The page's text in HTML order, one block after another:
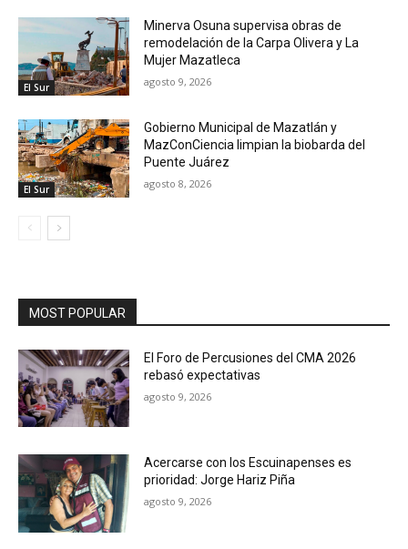
El Sur
Minerva Osuna supervisa obras de
remodelación de la Carpa Olivera y La
Mujer Mazatleca
agosto 9, 2026
El Sur
Gobierno Municipal de Mazatlán y
MazConCiencia limpian la biobarda del
Puente Juárez
agosto 8, 2026
MOST POPULAR
El Foro de Percusiones del CMA 2026
rebasó expectativas
agosto 9, 2026
Acercarse con los Escuinapenses es
prioridad: Jorge Hariz Piña
agosto 9, 2026